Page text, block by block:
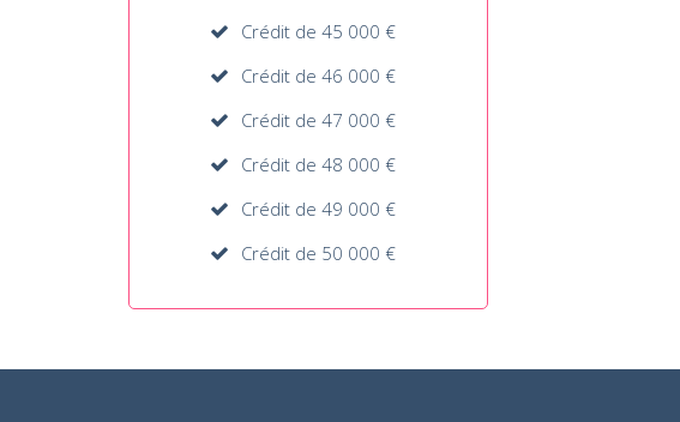
Crédit de 45 000 €
Crédit de 46 000 €
Crédit de 47 000 €
Crédit de 48 000 €
Crédit de 49 000 €
Crédit de 50 000 €